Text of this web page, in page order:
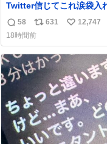
Twitter信じてこれ涙袋入
た…ありがとう…
返
信
数
58
リ
ポ
ス
ト
631
い
ね
数
12,747
18時間前